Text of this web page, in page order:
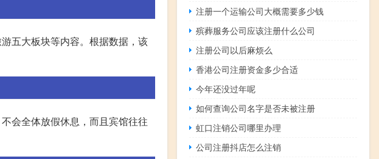
五大板块等内容。根据数据，该
会全体放假休息，而且宾馆往往
注册一个运输公司大概需要多少钱
殡葬服务公司应该注册什么公司
注册公司以后麻烦么
香港公司注册资金多少合适
今年还没过年呢
如何查询公司名字是否未被注册
虹口注销公司哪里办理
公司注册抖店怎么注销